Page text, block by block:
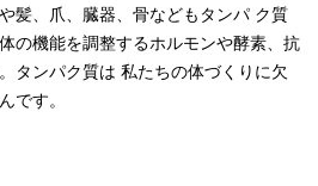
髪、爪、臓器、骨などもタンパ ク質
の機能を調整するホルモンや酵素、抗
タンパク質は 私たちの体づくりに欠
です。